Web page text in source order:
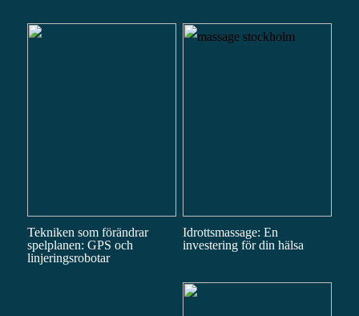
Tekniken som förändrar
spelplanen: GPS och
linjeringsrobotar
Idrottsmassage: En
investering för din hälsa